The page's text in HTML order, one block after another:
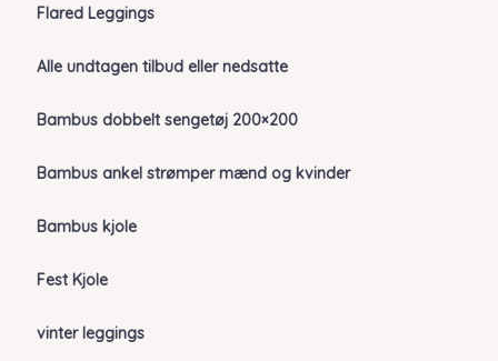
Flared Leggings
Alle undtagen tilbud eller nedsatte
Bambus dobbelt sengetøj 200×200
Bambus ankel strømper mænd og kvinder
Bambus kjole
Fest Kjole
vinter leggings